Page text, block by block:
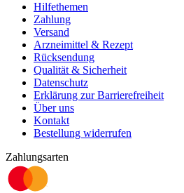
Hilfethemen
Zahlung
Versand
Arzneimittel & Rezept
Rücksendung
Qualität & Sicherheit
Datenschutz
Erklärung zur Barrierefreiheit
Über uns
Kontakt
Bestellung widerrufen
Zahlungsarten